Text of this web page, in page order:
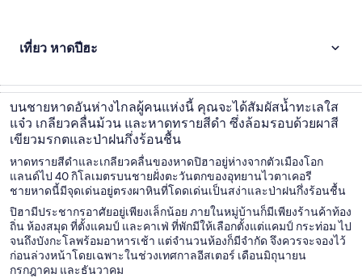
เที่ยว หาดปีฮะ
บนชายหาดอันห่างไกลผู้คนแห่งนี้ คุณจะได้สัมผัสน้ำทะเลใส
แจ๋ว เกลียวคลื่นม้วน และหาดทรายสีดำ ซึ่งล้อมรอบด้วยผาสี
เขียวมรกตและป่าฝนกึ่งร้อนชื้น
หาดทรายสีดำและเกลียวคลื่นของหาดปิฮาอยู่ห่างจากตัวเมืองโอก
แลนด์ไป 40 กิโลเมตรบนชายฝั่งตะวันตกของอุทยานไวตาเคอรี
ชายหาดนี้มีจุดเด่นอยู่ตรงผาหินที่โดดเด่นเป็นสง่าและป่าฝนกึ่งร้อนชื้น
ปิฮามีประชากรอาศัยอยู่เพียงเล็กน้อย ภายในหมู่บ้านก็มีเพียงร้านค้าท้อง
ถิ่น ห้องสมุด ที่ตั้งแคมป์ และคาเฟ่ ที่พักมีให้เลือกตั้งแต่แคมป์ กระท่อม ไป
จนถึงบังกะโลพร้อมอาหารเช้า แต่จำนวนห้องก็มีจำกัด จึงควรจะจองไว้
ก่อนล่วงหน้าโดยเฉพาะในช่วงเทศกาลอีสเตอร์ เดือนมิถุนายน
กรกฎาคม และธันวาคม